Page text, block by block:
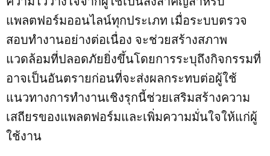
แพลตฟอร์มออนไลน์ทุกประเภท เมื่อระบบตรวจ
สอบทำงานอย่างต่อเนื่อง จะช่วยสร้างสภาพ
แวดล้อมที่ปลอดภัยยิ่งขึ้นโดยการระบุถึงกิจกรรมที่
อาจเป็นอันตรายก่อนที่จะส่งผลกระทบต่อผู้ใช้
แนวทางการทำงานเชิงรุกนี้ช่วยเสริมสร้างความ
เสถียรของแพลตฟอร์มและเพิ่มความมั่นใจให้แก่ผู้
ใช้งาน